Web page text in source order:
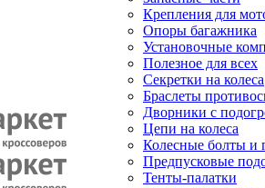
Крепления для
Опоры багажника
Установочные
Полезное для всех
Секретки на колеса
Браслеты
Дворники с
Цепи на колеса
Колесные болты и
Предпусковые
Тенты-палатки